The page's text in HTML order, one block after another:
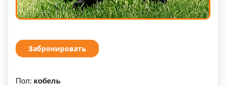
Забронировать
Пол: кобель